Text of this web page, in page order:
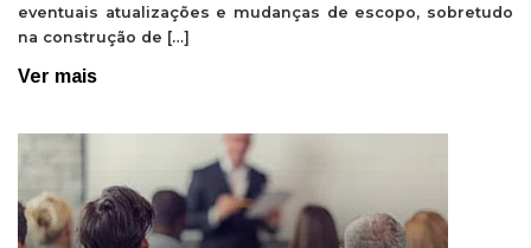
eventuais atualizações e mudanças de escopo, sobretudo
na construção de […]
Ver mais